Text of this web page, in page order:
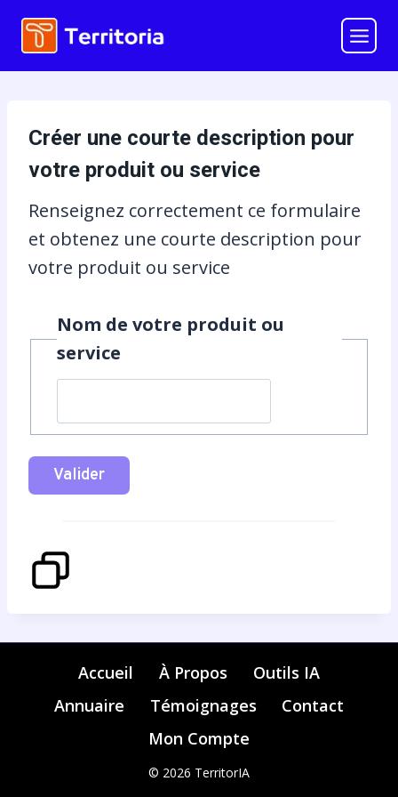
Aller
contenu
Créer une courte description pour
votre produit ou service
Renseignez correctement ce formulaire
et obtenez une courte description pour
votre produit ou service
Nom de votre produit ou
service
Valider
Accueil À Propos
Outils IA
Annuaire
Témoignages
Contact
Mon Compte
© 2026 TerritorIA